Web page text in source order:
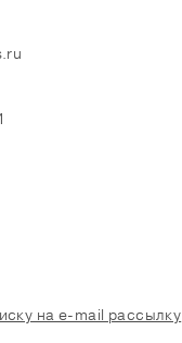
на e-mail рассылку